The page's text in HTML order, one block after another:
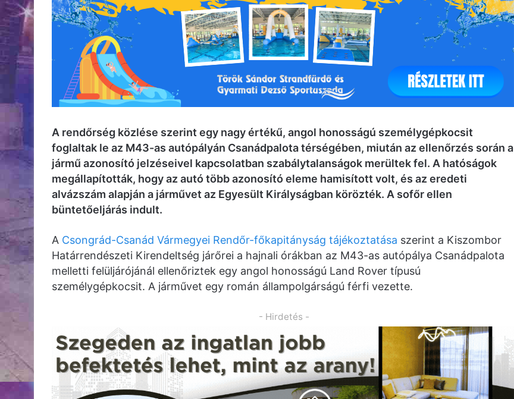
A rendőrség közlése szerint egy nagy értékű, angol honosságú személygépkocsit
foglaltak le az M43-as autópályán Csanádpalota térségében, miután az ellenőrzés során a
jármű azonosító jelzéseivel kapcsolatban szabálytalanságok merültek fel. A hatóságok
megállapították, hogy az autó több azonosító eleme hamisított volt, és az eredeti
alvázszám alapján a járművet az Egyesült Királyságban körözték. A sofőr ellen
büntetőeljárás indult.
A Csongrád-Csanád Vármegyei Rendőr-főkapitányság tájékoztatása szerint a Kiszombor
Határrendészeti Kirendeltség járőrei a hajnali órákban az M43-as autópálya Csanádpalota
melletti felüljárójánál ellenőriztek egy angol honosságú Land Rover típusú
személygépkocsit. A járművet egy román állampolgárságú férfi vezette.
- Hirdetés -